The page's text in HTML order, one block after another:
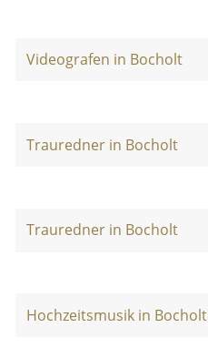
Videografen in Bocholt
Trauredner in Bocholt
Trauredner in Bocholt
Hochzeitsmusik in Bocholt